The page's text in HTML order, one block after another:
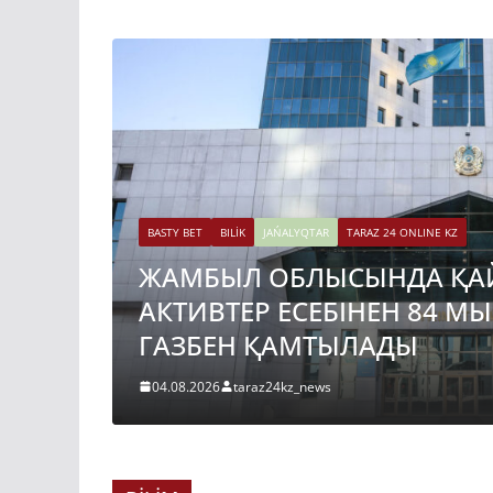
BASTY BET BILİK JAŃALYQTAR TARAZ 24 ONLINE KZ
ЖАМБЫЛ ОБЛЫСЫНДА
АКТИВТЕР ЕСЕБІНЕН 84
ГАЗБЕН ҚАМТЫЛАДЫ
04.08.2026 taraz24kz_news
BASTY BET
TARAZ 24 ONLINE KZ